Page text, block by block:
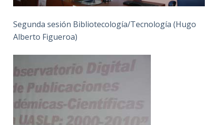
Segunda sesión Bibliotecología/Tecnología (Hugo
Alberto Figueroa)